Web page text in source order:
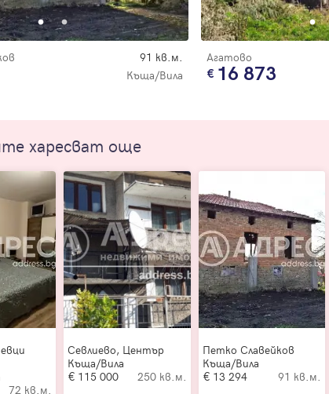
91 кв.м.
Къща/Вила
Агатово
16 873
харесват още
72 кв.м.
Севлиево, Център
Къща/Вила
115 000
250 кв.м.
Петко Славейков
Къща/Вила
13 294
91 кв.м.